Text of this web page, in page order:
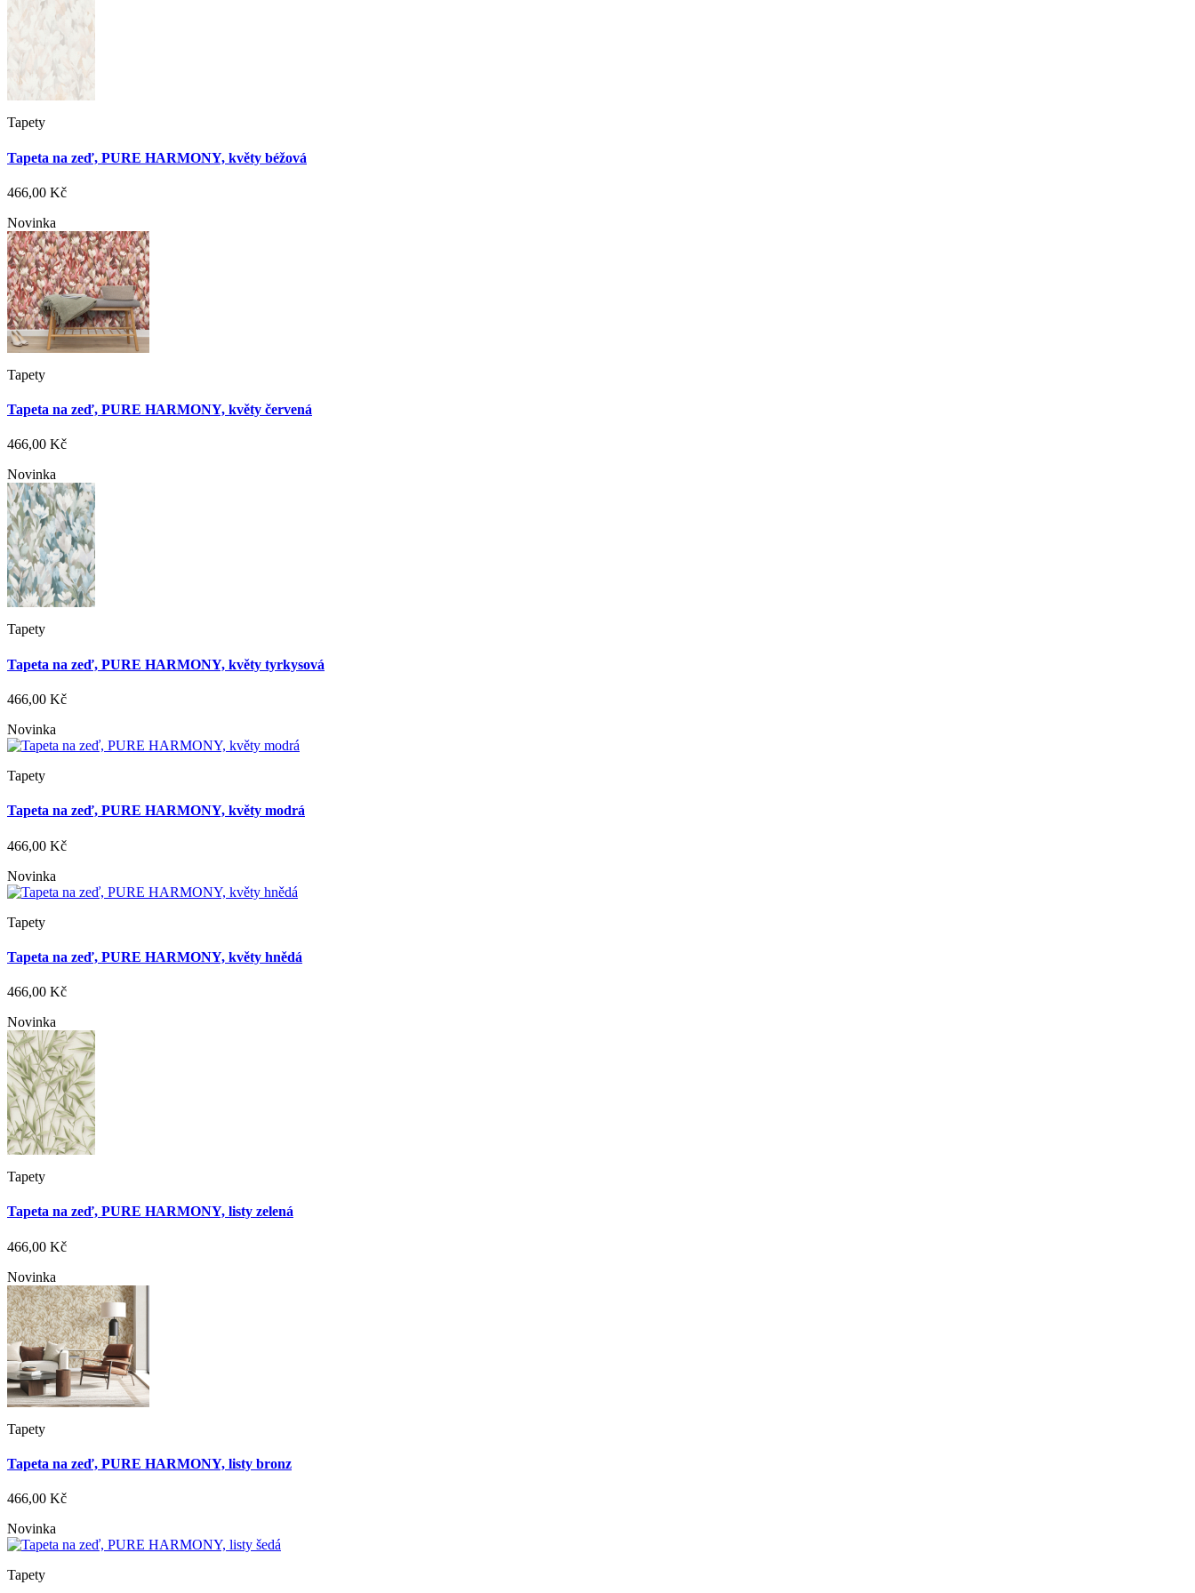
Tapety
Tapeta na zeď, PURE HARMONY, květy béžová
466,00 Kč
Novinka
Tapety
Tapeta na zeď, PURE HARMONY, květy červená
466,00 Kč
Novinka
Tapety
Tapeta na zeď, PURE HARMONY, květy tyrkysová
466,00 Kč
Novinka
Tapety
Tapeta na zeď, PURE HARMONY, květy modrá
466,00 Kč
Novinka
Tapety
Tapeta na zeď, PURE HARMONY, květy hnědá
466,00 Kč
Novinka
Tapety
Tapeta na zeď, PURE HARMONY, listy zelená
466,00 Kč
Novinka
Tapety
Tapeta na zeď, PURE HARMONY, listy bronz
466,00 Kč
Novinka
Tapety